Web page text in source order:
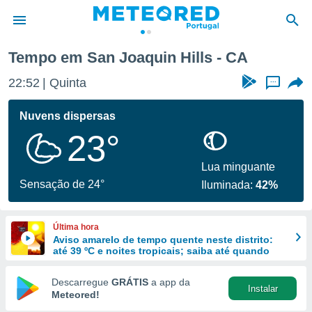
da
foi
fornecidas
a este
das
e
forma
digital
Tempo em San Joaquin Hills - CA
22:52 Quinta ...
Nuvens dispersas
23°
Sensação de 24°
Lua minguante
Iluminada:42%
Última hora
Aviso amarelo de tempo quente neste distrito:
até 39 ºC e noites tropicais; saiba até quando
Descarregue GRÁTIS a app da
Meteored!
Instalar